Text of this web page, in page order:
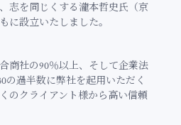
志を同じくする瀧本哲史氏（京
に設立いたしました。
商社の90％以上、そして企業法
の過半数に弊社を起用いただく
のクライアント様から高い信頼